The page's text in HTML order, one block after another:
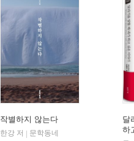
작별하지 않는다
한강 저 문학동네
달
하